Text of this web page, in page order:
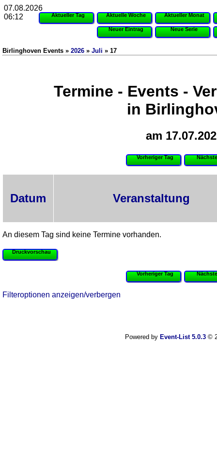
Aktueller Tag Aktuelle Woche Aktueller Monat
Neuer Eintrag Neue Serie
Birlinghoven Events » 2026 » Juli » 17
Termine - Events -
in
am
Vorheriger Tag
Datum Veranstaltung
An diesem Tag sind keine Termine vorhanden.
Druckvorschau
Vorheriger Tag
Filteroptionen anzeigen/verbergen
Powered by Event-List 5.0.3©
07.08.2026
06:12